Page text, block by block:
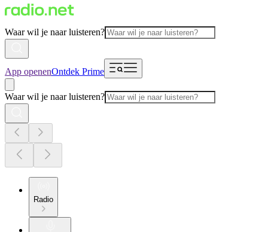
Waar wil je naar luisteren?
App openenOntdek Prime
Waar wil je naar luisteren?
Radio